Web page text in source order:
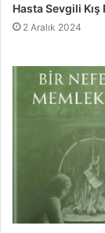
Hasta Sevgili Kış
2 Aralık 2024